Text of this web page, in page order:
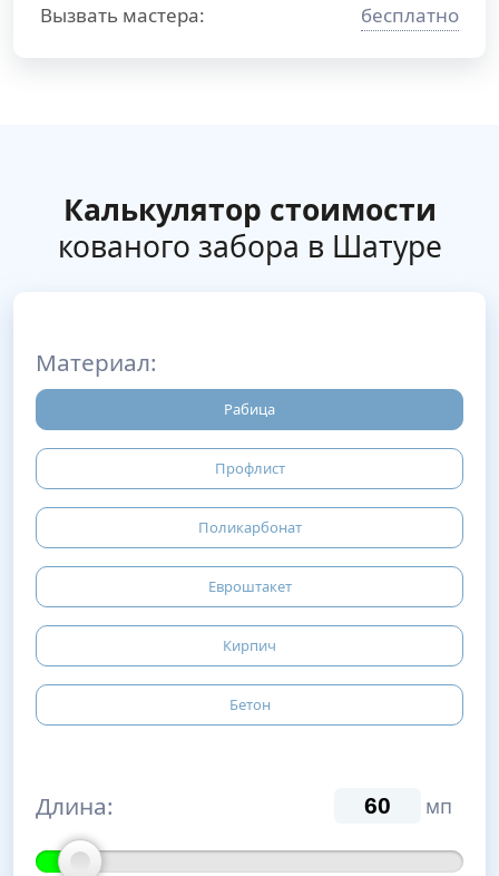
Вызвать мастера:
бесплатно
Калькулятор стоимости
кованого забора в Шатуре
Материал:
Рабица
Профлист
Поликарбонат
Евроштакет
Кирпич
Бетон
Длина: мп